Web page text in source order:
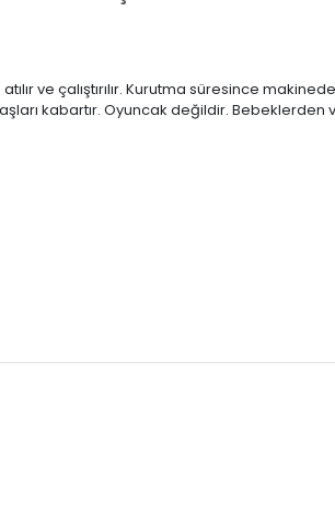
ve çalıştırılır. Kurutma süresince
kabartır. Oyuncak değildir.